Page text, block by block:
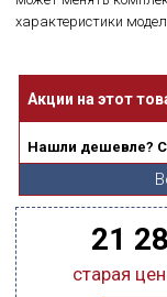
характеристики
Акции на этот
Нашли дешевле?
21
старая